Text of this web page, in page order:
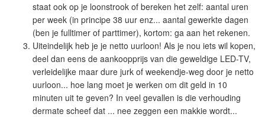
staat ook op je loonstrook of bereken het zelf: aantal uren
per week (in principe 38 uur enz... aantal gewerkte dagen
(ben je fulltimer of parttimer), kortom: ga aan het rekenen.
Uiteindelijk heb je je netto uurloon! Als je nou iets wil kopen,
deel dan eens de aankoopprijs van die geweldige LED-TV,
verleidelijke maar dure jurk of weekendje-weg door je netto
uurloon... hoe lang moet je werken om dit geld in 10
minuten uit te geven? In veel gevallen is die verhouding
dermate scheef dat ... nee zeggen een makkie wordt...